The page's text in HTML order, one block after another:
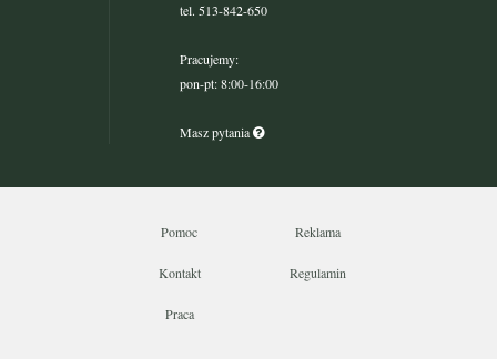
tel. 513-842-650
Pracujemy:
pon-pt: 8:00-16:00
Masz pytania
Pomoc Reklama
Kontakt Regulamin
Praca